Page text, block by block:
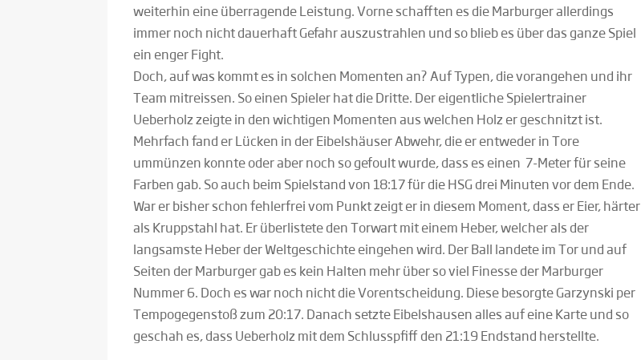
weiterhin eine überragende Leistung. Vorne schafften es die Marburger allerdings
immer noch nicht dauerhaft Gefahr auszustrahlen und so blieb es über das ganze Spiel
ein enger Fight.
Doch, auf was kommt es in solchen Momenten an? Auf Typen, die vorangehen und ihr
Team mitreissen. So einen Spieler hat die Dritte. Der eigentliche Spielertrainer
Ueberholz zeigte in den wichtigen Momenten aus welchen Holz er geschnitzt ist.
Mehrfach fand er Lücken in der Eibelshäuser Abwehr, die er entweder in Tore
ummünzen konnte oder aber noch so gefoult wurde, dass es einen 7-Meter für seine
Farben gab. So auch beim Spielstand von 18:17 für die HSG drei Minuten vor dem Ende.
War er bisher schon fehlerfrei vom Punkt zeigt er in diesem Moment, dass er Eier, härter
als Kruppstahl hat. Er überlistete den Torwart mit einem Heber, welcher als der
langsamste Heber der Weltgeschichte eingehen wird. Der Ball landete im Tor und auf
Seiten der Marburger gab es kein Halten mehr über so viel Finesse der Marburger
Nummer 6. Doch es war noch nicht die Vorentscheidung. Diese besorgte Garzynski per
Tempogegenstoß zum 20:17. Danach setzte Eibelshausen alles auf eine Karte und so
geschah es, dass Ueberholz mit dem Schlusspfiff den 21:19 Endstand herstellte.